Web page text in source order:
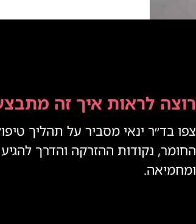
רוצה לראות איך זה
צפו בד״ר ינאי מסביר על תהליך
החומר, נקודות ההזרקה והדרך
ומחמיאה.